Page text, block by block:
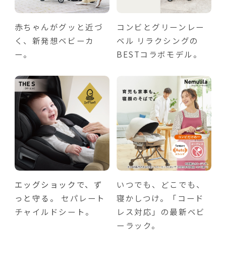
赤ちゃんがグッと近づ
く、新発想ベビーカ
ー。
コンビとグリーンレー
ベル リラクシングの
BESTコラボモデル。
エッグショックで、ず
っと守る。
セパレート
チャイルドシート。
いつでも、どこでも、
寝かしつけ。「コード
レス対応」の最新ベビ
ーラック。